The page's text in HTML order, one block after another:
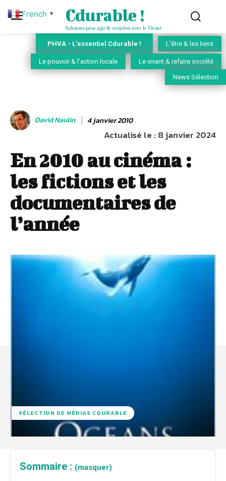
Cdurable !
Solutions pour agir & coopérer avec le Vivant
PHVA - L'essentiel Cdurable ! L'être & les liens
Le pouvoir & l'action locale Le vivant & refaire société
News Sélection
David Naulin 4 janvier 2010
Actualisé le :8 janvier 2024
En 2010 au cinéma :
les fictions et les
documentaires de
l’année
SÉLECTION DE MÉDIAS CDURABLE
Sommaire : (masquer)
French ▼